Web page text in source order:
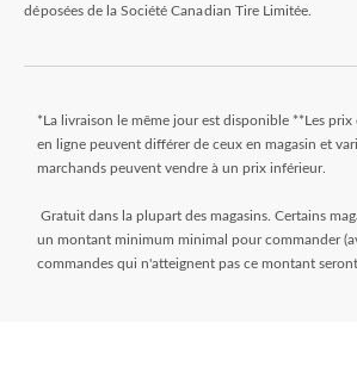
déposées de la Société Canadian Tire Limitée.
*La livraison le même jour est disponible **Les prix
en ligne peuvent différer de ceux en magasin et
marchands peuvent vendre à un prix inférieur.
Gratuit dans la plupart des magasins. Certains
un montant minimum minimal pour commander
commandes qui n'atteignent pas ce montant